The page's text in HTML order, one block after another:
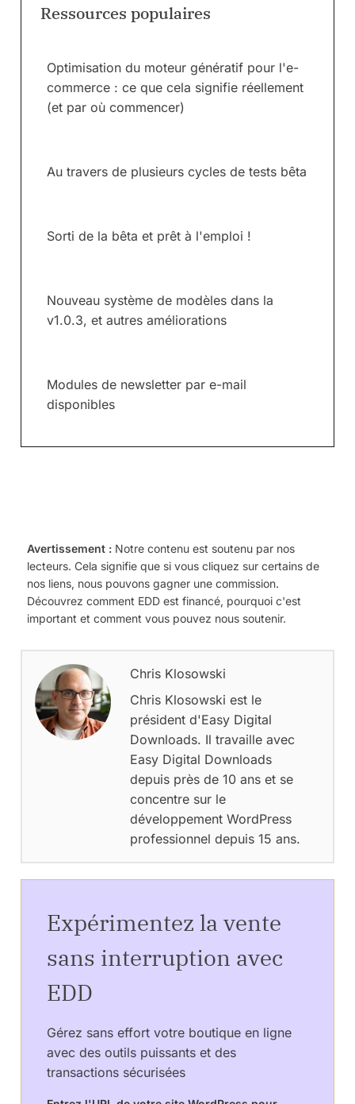
Ressources populaires
Optimisation du moteur génératif pour l'e-
commerce : ce que cela signifie réellement
(et par où commencer)
Au travers de plusieurs cycles de tests bêta
Sorti de la bêta et prêt à l'emploi !
Nouveau système de modèles dans la
v1.0.3, et autres améliorations
Modules de newsletter par e-mail
disponibles
Avertissement : Notre contenu est soutenu par nos
lecteurs. Cela signifie que si vous cliquez sur certains de
nos liens, nous pouvons gagner une commission.
Découvrez comment EDD est financé, pourquoi c'est
important et comment vous pouvez nous soutenir.
Chris Klosowski
Chris Klosowski est le
président d'Easy Digital
Downloads. Il travaille avec
Easy Digital Downloads
depuis près de 10 ans et se
concentre sur le
développement WordPress
professionnel depuis 15 ans.
Expérimentez la vente
sans interruption avec
EDD
Gérez sans effort votre boutique en ligne
avec des outils puissants et des
transactions sécurisées